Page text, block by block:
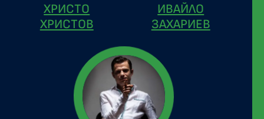
ХРИСТО
ХРИСТОВ
ИВАЙЛО
ЗАХАРИЕВ